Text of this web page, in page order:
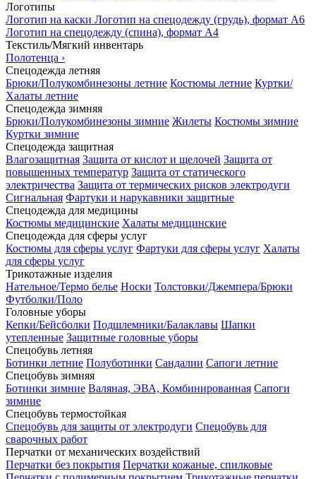
Логотипы
Логотип на каски Логотип на спецодежду (грудь), формат А6
Логотип на спецодежду (спина), формат А4
Текстиль/Мягкий инвентарь
Полотенца ›
Спецодежда летняя
Брюки/Полукомбинезоны летние Костюмы летние Куртки/
Халаты летние
Спецодежда зимняя
Брюки/Полукомбинезоны зимние Жилеты Костюмы зимние
Куртки зимние
Спецодежда защитная
Влагозащитная Защита от кислот и щелочей Защита от
повышенных температур Защита от статического
электричества Защита от термических рисков электродуги
Сигнальная Фартуки и нарукавники защитные
Спецодежда для медицины
Костюмы медицинские Халаты медицинские
Спецодежда для сферы услуг
Костюмы для сферы услуг Фартуки для сферы услуг Халаты
для сферы услуг
Трикотажные изделия
Нательное/Термо белье Носки Толстовки/Джемпера/Брюки
Футболки/Поло
Головные уборы
Кепки/Бейсболки Подшлемники/Балаклавы Шапки
утепленные Защитные головные уборы
Спецобувь летняя
Ботинки летние Полуботинки Сандалии Сапоги летние
Спецобувь зимняя
Ботинки зимние Валяная, ЭВА, Комбинированная Сапоги
зимние
Спецобувь термостойкая
Спецобувь для защиты от электродуги Спецобувь для
сварочных работ
Перчатки от механических воздействий
Перчатки без покрытия Перчатки кожаные, спилковые